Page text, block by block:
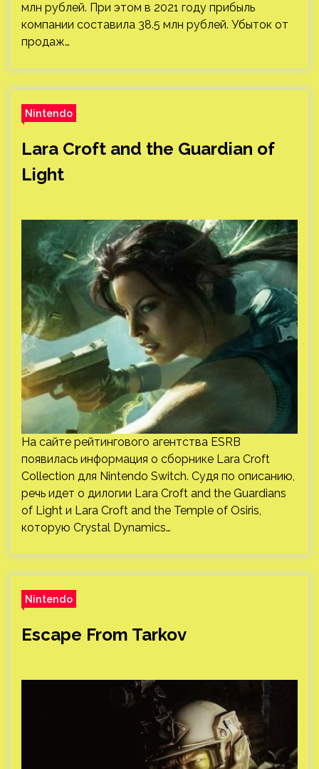
млн рублей. При этом в 2021 году прибыль
компании составила 38.5 млн рублей. Убыток от
продаж…
Nintendo
Lara Croft and the Guardian of
Light
На сайте рейтингового агентства ESRB
появилась информация о сборнике Lara Croft
Collection для Nintendo Switch. Судя по описанию,
речь идет о дилогии Lara Croft and the Guardians
of Light и Lara Croft and the Temple of Osiris,
которую Crystal Dynamics…
Nintendo
Escape From Tarkov